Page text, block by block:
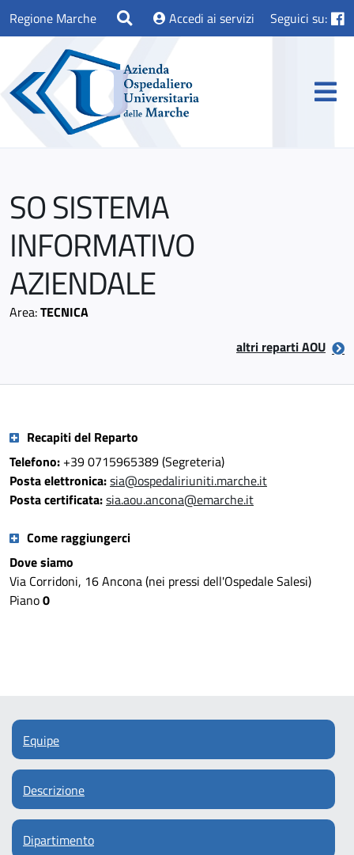
Regione Marche Accedi ai servizi Seguici su:
SO SISTEMA
INFORMATIVO
AZIENDALE
Area:TECNICA
altri reparti AOU
Recapiti del Reparto
Telefono: +39 0715965389 (Segreteria)
Posta elettronica:sia@ospedaliriuniti.marche.it
Posta certificata:sia.aou.ancona@emarche.it
Come raggiungerci
Dove siamo
Via Corridoni, 16 Ancona (nei pressi dell'Ospedale Salesi)
Piano0
Equipe
Descrizione
Dipartimento